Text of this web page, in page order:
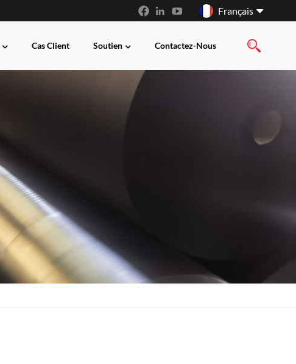
Français
Cas Client Soutien Contactez-Nous